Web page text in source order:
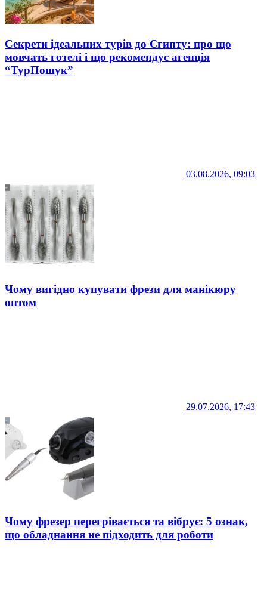
Секрети ідеальних турів до Єгипту: про що
мовчать готелі і що рекомендує агенція
“ТурПошук”
03.08.2026, 09:03
Чому вигідно купувати фрези для манікюру
оптом
29.07.2026, 17:43
Чому фрезер перегрівається та вібрує: 5 ознак,
що обладнання не підходить для роботи